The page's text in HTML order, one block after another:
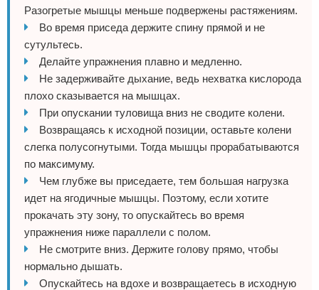
Разогретые мышцы меньше подвержены растяжениям.
Во время приседа держите спину прямой и не
сутультесь.
Делайте упражнения плавно и медленно.
Не задерживайте дыхание, ведь нехватка кислорода
плохо сказывается на мышцах.
При опускании туловища вниз не сводите колени.
Возвращаясь к исходной позиции, оставьте колени
слегка полусогнутыми. Тогда мышцы прорабатываются
по максимуму.
Чем глубже вы приседаете, тем большая нагрузка
идет на ягодичные мышцы. Поэтому, если хотите
прокачать эту зону, то опускайтесь во время
упражнения ниже параллели с полом.
Не смотрите вниз. Держите голову прямо, чтобы
нормально дышать.
Опускайтесь на вдохе и возвращаетесь в исходную